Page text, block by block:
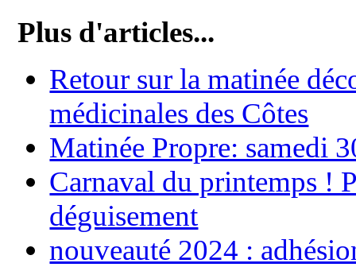
Plus d'articles...
Retour sur la matinée
médicinales des Côtes
Matinée Propre: samedi
Carnaval du printemps !
déguisement
nouveauté 2024 :